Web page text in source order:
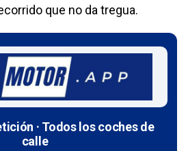
que no da tregua.
· Todos los coches de
calle